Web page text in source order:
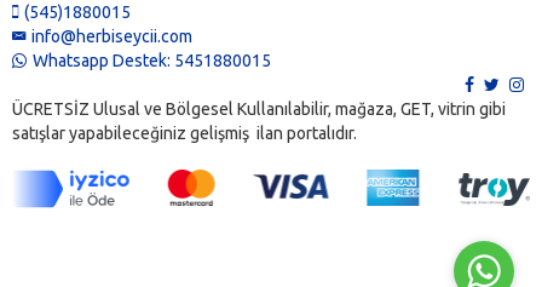
(545)1880015
info@herbiseycii.com
Whatsapp Destek: 5451880015
ÜCRETSİZ Ulusal ve Bölgesel Kullanılabilir, mağaza, GET, vitrin gibi
satışlar yapabileceğiniz gelişmiş ilan portalıdır.